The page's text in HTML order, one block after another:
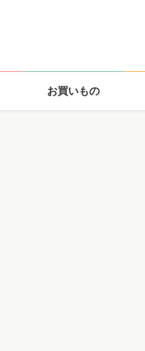
お買いもの